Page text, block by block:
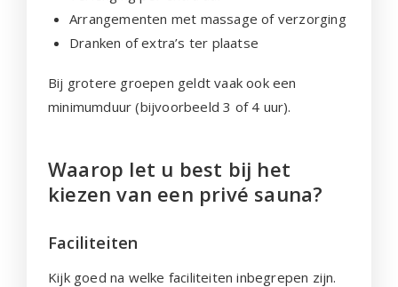
Arrangementen met massage of verzorging
Dranken of extra’s ter plaatse
Bij grotere groepen geldt vaak ook een
minimumduur (bijvoorbeeld 3 of 4 uur).
Waarop let u best bij het
kiezen van een privé sauna?
Faciliteiten
Kijk goed na welke faciliteiten inbegrepen zijn.